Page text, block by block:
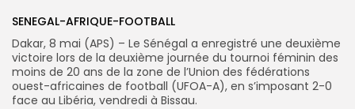
for:
FR
SENEGAL-AFRIQUE-FOOTBALL
Dakar, 8 mai (APS) – Le Sénégal a enregistré une deuxième
victoire lors de la deuxième journée du tournoi féminin des
moins de 20 ans de la zone de l’Union des fédérations
ouest-africaines de football (UFOA-A), en s’imposant 2-0
face au Libéria, vendredi à Bissau.